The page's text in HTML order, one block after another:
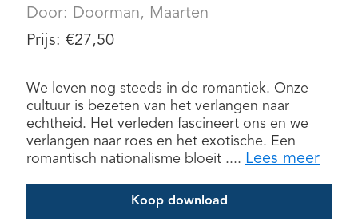
Door: Doorman, Maarten
Prijs: €27,50
We leven nog steeds in de romantiek. Onze
cultuur is bezeten van het verlangen naar
echtheid. Het verleden fascineert ons en we
verlangen naar roes en het exotische. Een
romantisch nationalisme bloeit .... Lees meer
Koop download